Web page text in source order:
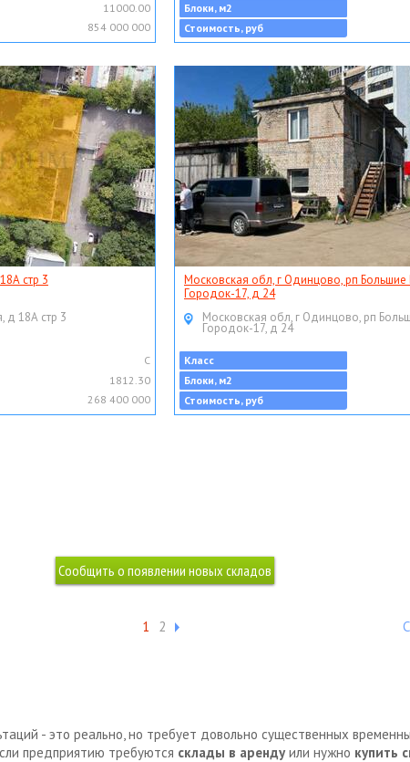
11000.00
854 000 000
Блоки, м2
Стоимость, руб
стр 3
д 18А стр 3
C
1812.30
268 400 000
Московская обл, г Одинцово, рп Большие
Городок-17, д 24
Московская обл, г Одинцово, рп
Городок-17, д 24
Класс
Блоки, м2
Стоимость, руб
1 2
- это реально, но требует довольно существенных
предприятию требуются склады в аренду или нужно купить